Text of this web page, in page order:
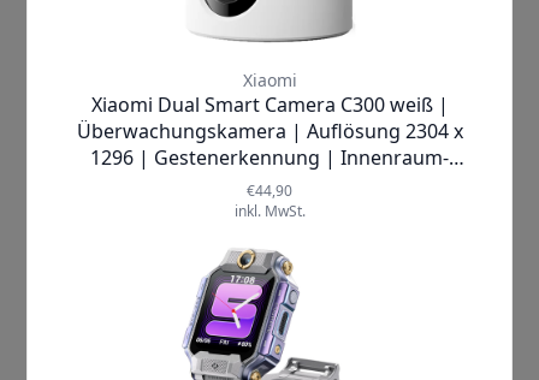
Präsentieren wie ein Profi – Die
Teleprompter-Funktion
Mit der Teleprompter-Funktion können
Sie sich auf das Wesentliche
konzentrieren – Ihr Publikum.
Vergessen Sie nervöse Blicke auf
Karteikarten oder Notizen. Der Text
wird direkt vor Ihnen angezeigt, sodass
Sie Ihre Präsentation flüssig und
souverän halten können, ohne den
Blickkontakt zu verlieren.